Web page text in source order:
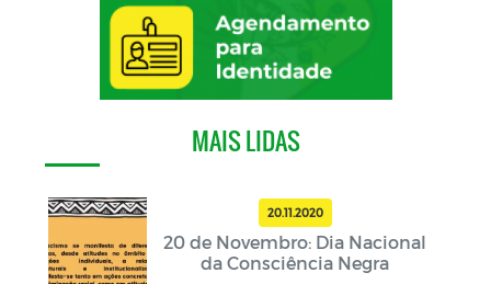
MAIS LIDAS
20.11.2020
20 de Novembro: Dia Nacional
da Consciência Negra